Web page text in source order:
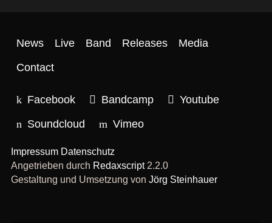
News Live Band Releases
Media
Contact
Facebook Bandcamp
Youtube
Soundcloud
Vimeo
Impressum Datenschutz
Angetrieben durch Redaxscript2.2.0
Gestaltung und Umsetzung von Jörg Steinhauer